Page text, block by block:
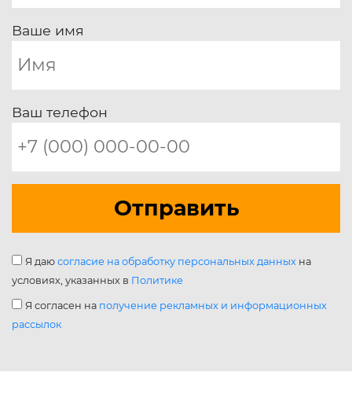
Ваше имя
Ваш телефон
Отправить
Я даю согласие на обработку персональных данных на
условиях, указанных в Политике
Я согласен на получение рекламных и информационных
рассылок